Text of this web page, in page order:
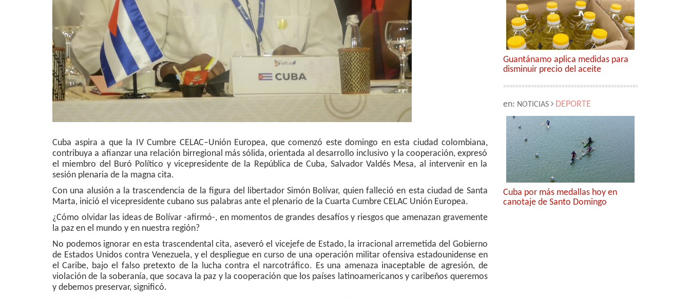
Cuba aspira a que la IV Cumbre CELAC–Unión Europea, que comenzó este domingo en esta ciudad colombiana,
contribuya a afianzar una relación birregional más sólida, orientada al desarrollo inclusivo y la cooperación, expresó
el miembro del Buró Político y vicepresidente de la República de Cuba, Salvador Valdés Mesa, al intervenir en la
sesión plenaria de la magna cita.
Con una alusión a la trascendencia de la figura del libertador Simón Bolívar, quien falleció en esta ciudad de Santa
Marta, inició el vicepresidente cubano sus palabras ante el plenario de la Cuarta Cumbre CELAC Unión Europea.
¿Cómo olvidar las ideas de Bolívar -afirmó-, en momentos de grandes desafíos y riesgos que amenazan gravemente
la paz en el mundo y en nuestra región?
No podemos ignorar en esta trascendental cita, aseveró el vicejefe de Estado, la irracional arremetida del Gobierno
de Estados Unidos contra Venezuela, y el despliegue en curso de una operación militar ofensiva estadounidense en
el Caribe, bajo el falso pretexto de la lucha contra el narcotráfico. Es una amenaza inaceptable de agresión, de
violación de la soberanía, que socava la paz y la cooperación que los países latinoamericanos y caribeños queremos
y debemos preservar, significó.
Guantánamo aplica medidas para
disminuir precio del aceite
en: NOTICIAS DEPORTE
Cuba por más medallas hoy en
canotaje de Santo Domingo